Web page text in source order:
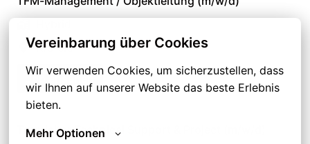
Vereinbarung über Cookies
Wir verwenden Cookies, um sicherzustellen, dass
wir Ihnen auf unserer Website das beste Erlebnis
bieten.
Mehr Optionen
Krefeld
Job ansehen
Teamleiter Technical Support & Project (m/w/d)